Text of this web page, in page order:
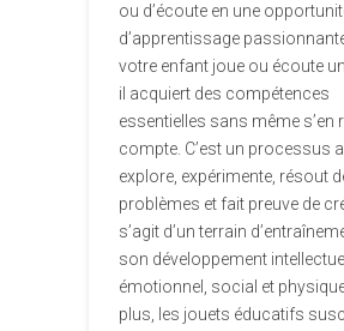
ou d’écoute en une
d’apprentissage
votre enfant joue ou écoute
il acquiert des compétences
essentielles sans même s’en
compte. C’est un processus
explore, expérimente, résout
problèmes et fait preuve de
s’agit d’un terrain
son développement
émotionnel, social et
plus, les jouets éducatifs